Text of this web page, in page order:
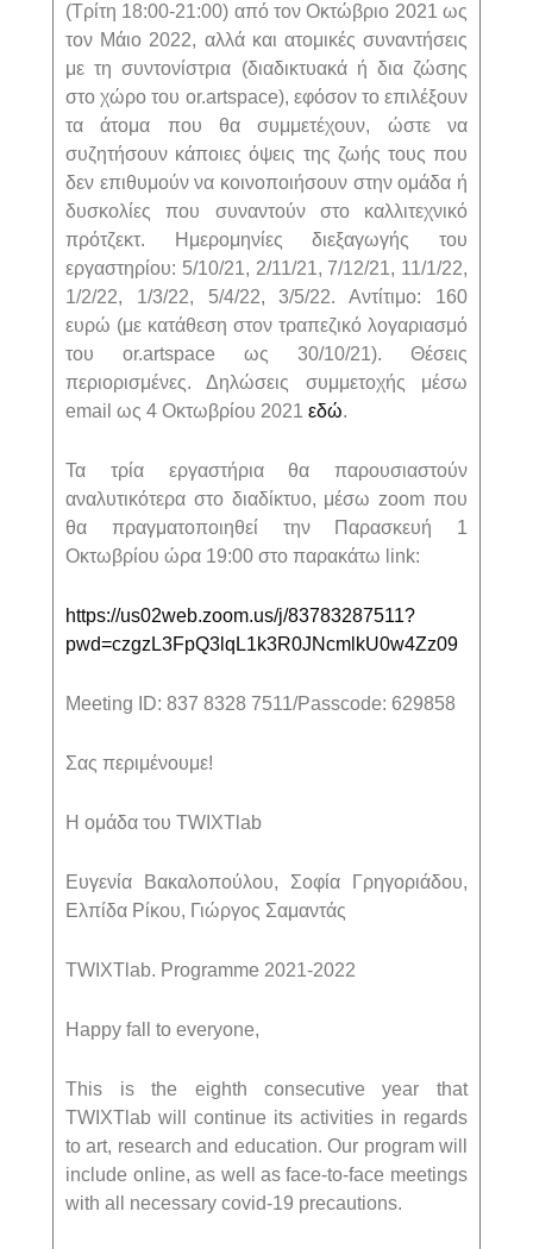
(Τρίτη 18:00-21:00) από τον Οκτώβριο 2021 ως
τον Μάιο 2022, αλλά και ατομικές συναντήσεις
με τη συντονίστρια (διαδικτυακά ή δια ζώσης
στο χώρο του or.artspace), εφόσον το επιλέξουν
τα άτομα που θα συμμετέχουν, ώστε να
συζητήσουν κάποιες όψεις της ζωής τους που
δεν επιθυμούν να κοινοποιήσουν στην ομάδα ή
δυσκολίες που συναντούν στο καλλιτεχνικό
πρότζεκτ. Ημερομηνίες διεξαγωγής του
εργαστηρίου: 5/10/21, 2/11/21, 7/12/21, 11/1/22,
1/2/22, 1/3/22, 5/4/22, 3/5/22. Αντίτιμο: 160
ευρώ (με κατάθεση στον τραπεζικό λογαριασμό
του or.artspace ως 30/10/21). Θέσεις
περιορισμένες. Δηλώσεις συμμετοχής μέσω
email ως 4 Οκτωβρίου 2021εδώ.
Τα τρία εργαστήρια θα παρουσιαστούν
αναλυτικότερα στο διαδίκτυο, μέσω zoom που
θα πραγματοποιηθεί την Παρασκευή 1
Οκτωβρίου ώρα 19:00 στο παρακάτω link:
https://us02web.zoom.us/j/83783287511?
pwd=czgzL3FpQ3lqL1k3R0JNcmlkU0w4Zz09
Meeting ID: 837 8328 7511/Passcode: 629858
Σας περιμένουμε!
Η ομάδα του TWIXTlab
Ευγενία Βακαλοπούλου, Σοφία Γρηγοριάδου,
Ελπίδα Ρίκου, Γιώργος Σαμαντάς
TWIXTlab. Programme 2021-2022
Happy fall to everyone,
This is the eighth consecutive year that
TWIXTlab will continue its activities in regards
to art, research and education. Our program will
include online, as well as face-to-face meetings
with all necessary covid-19 precautions.